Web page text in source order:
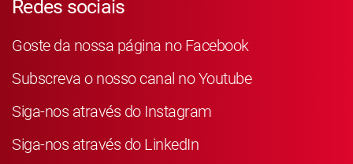
Redes sociais
Goste da nossa página no Facebook
Subscreva o nosso canal no Youtube
Siga-nos através do Instagram
Siga-nos através do LinkedIn